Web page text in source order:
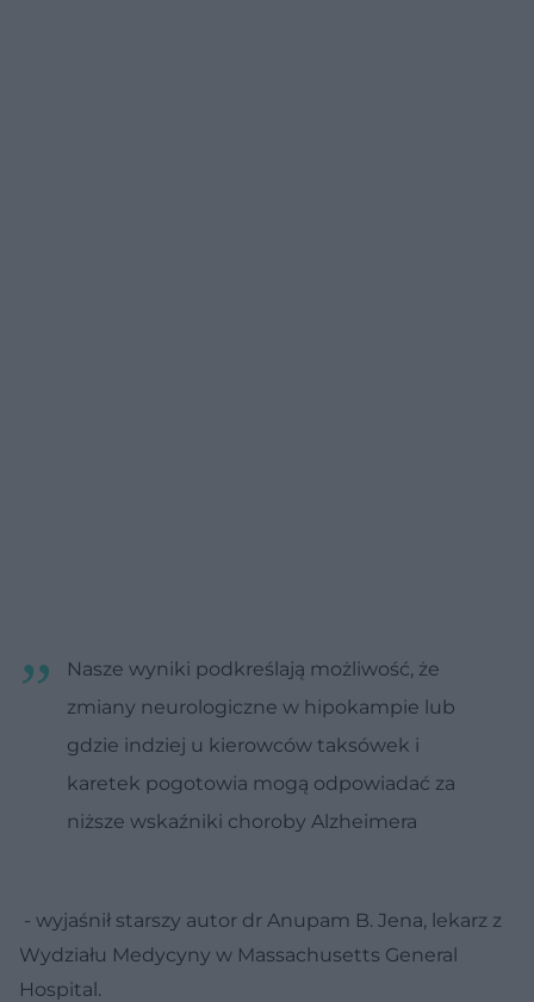
Nasze wyniki podkreślają możliwość, że
zmiany neurologiczne w hipokampie lub
gdzie indziej u kierowców taksówek i
karetek pogotowia mogą odpowiadać za
niższe wskaźniki choroby Alzheimera
- wyjaśnił starszy autor dr Anupam B. Jena, lekarz z
Wydziału Medycyny w Massachusetts General
Hospital.